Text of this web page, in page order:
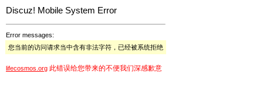
Discuz! Mobile System Error
Error messages:
您当前的访问请求当中含有非法字符，已经被系统拒绝
lifecosmos.org 此错误给您带来的不便我们深感歉意